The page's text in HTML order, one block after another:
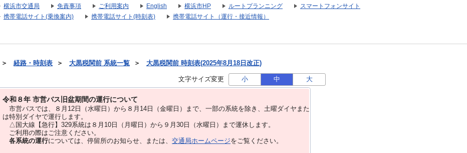
横浜市交通局 免責事項 ご利用案内 English 横浜市HP ルートプランニング
スマートフォンサイト
携帯電話サイト(乗換案内)
携帯電話サイト(時刻表) 携帯電話サイト（運行・接近情報）
＞ 経路・時刻表 ＞ 大黒税関前 系統一覧 ＞ 大黒税関前 時刻表(2025年8月18日改正)
文字サイズ変更 小 中 大
令和８年 市営バス旧盆期間の運行について
市営バスでは、８⽉12⽇（水曜日）から８⽉14⽇（金曜日）まで、⼀部の系統を除き、⼟曜ダイヤまた
は特別ダイヤで運⾏します。
△国大線【急行】329系統は８月10日（月曜日）から９月30日（水曜日）まで運休します。
ご利用の際はご注意ください。
各系統の運行については、停留所のお知らせ、または、 交通局ホームページをご覧ください。